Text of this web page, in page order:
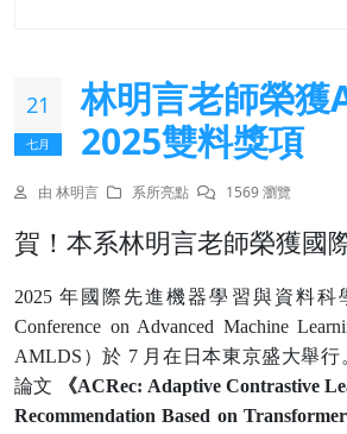
21
七月
林明言老師榮獲
2025雙料獎項
由 林明言 系所亮點 1569 瀏覽
賀！本系林明言老師榮獲國
2025年國際先進機器學習與資料科
Conference on Advanced Machine
AMLDS ）於 7 月在日本東京盛大舉
論文
《ACRec: Adaptive Contrastive
Recommendation Based on Transformer